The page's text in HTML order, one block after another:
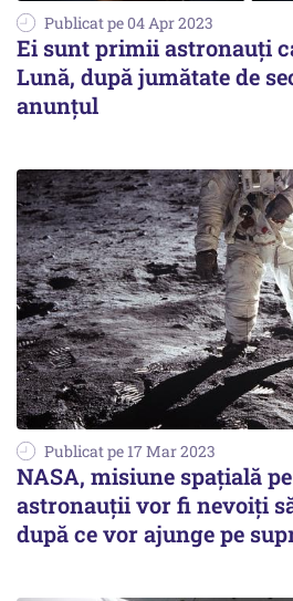
Publicat pe 04 Apr 2023
Ei sunt primii astronauți
Lună, după jumătate de
anunţul
Publicat pe 17 Mar 2023
NASA, misiune spațială
astronauții vor fi nevoiți
după ce vor ajunge pe